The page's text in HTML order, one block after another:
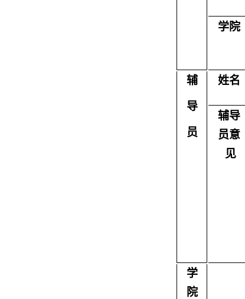
学院
辅
导
员
姓名
辅导
员意
见
学
院